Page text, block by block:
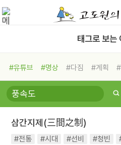
태그로 보는
#유튜브 #명상 #다짐 #계획
#비전캠프
#독서캠프 #삶
#희망
#나눔 #친구 #링컨학교
#독서
#건강 #면역력
삼간지제(三間之制)
#전통 #시대 #선비 #청빈